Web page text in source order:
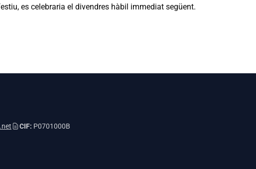
es celebraria el divendres hàbil immediat següent.
CIF: P0701000B